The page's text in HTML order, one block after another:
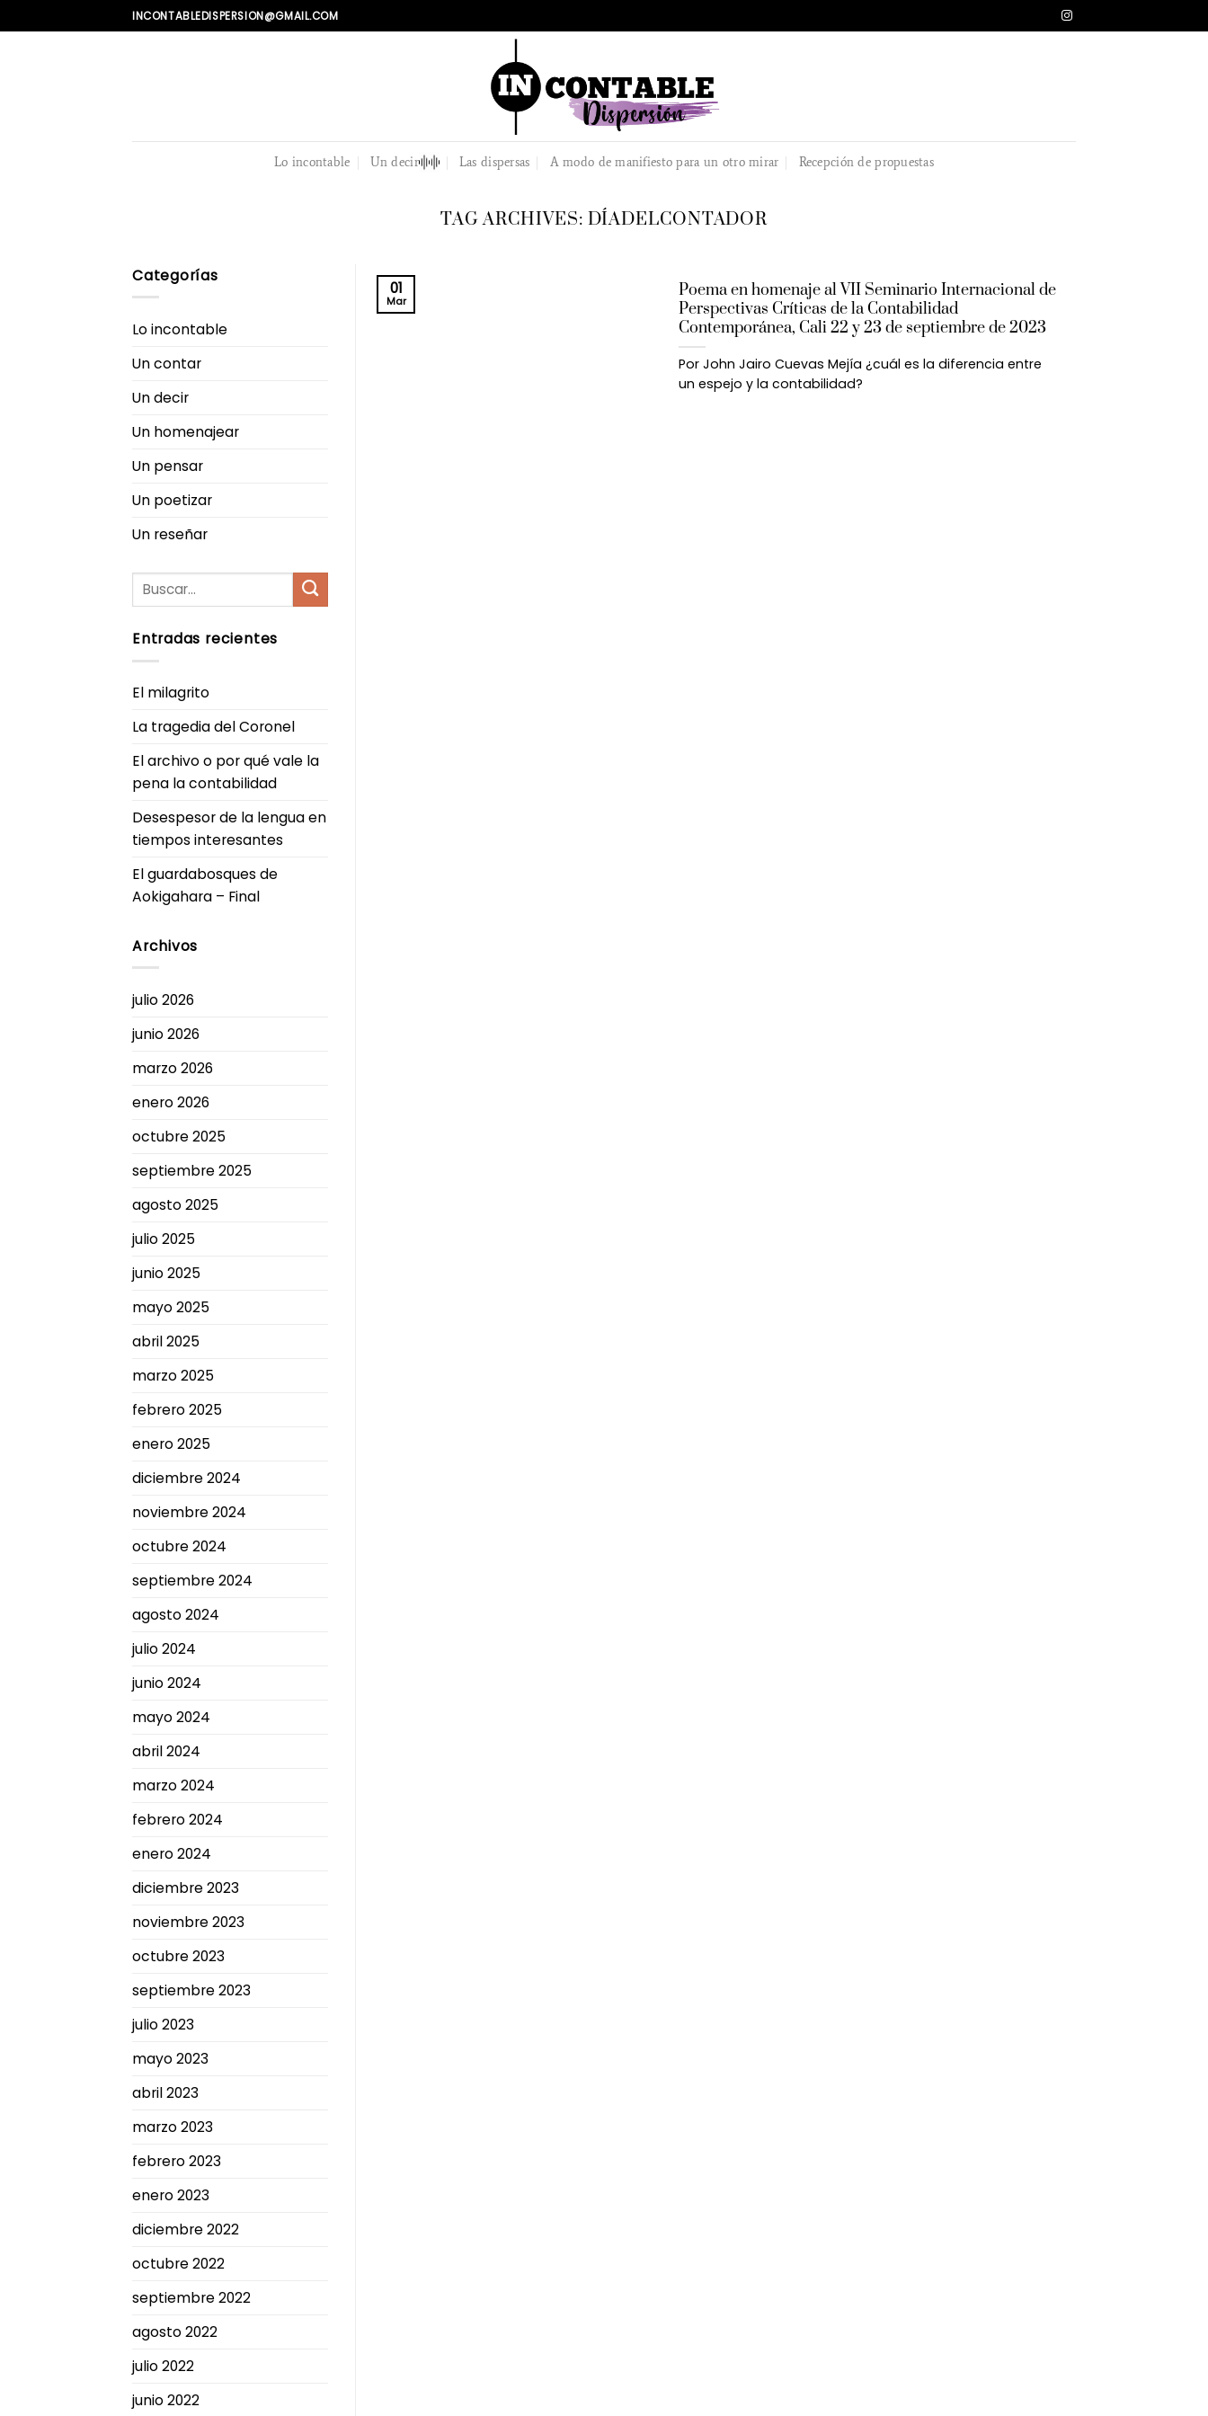
to
INCONTABLEDISPERSION@GMAIL.COM
Lo incontable Un decir Las dispersas A modo de manifiesto para un otro mirar Recepción de propuestas
TAG ARCHIVES: DÍADELCONTADOR
Categorías
Lo incontable
Un contar
Un decir
Un homenajear
Un pensar
Un poetizar
Un reseñar
Entradas recientes
El milagrito
La tragedia del Coronel
El archivo o por qué vale la
pena la contabilidad
Desespesor de la lengua en
tiempos interesantes
El guardabosques de
Aokigahara – Final
Archivos
julio 2026
junio 2026
marzo 2026
enero 2026
octubre 2025
septiembre 2025
agosto 2025
julio 2025
junio 2025
mayo 2025
abril 2025
marzo 2025
febrero 2025
enero 2025
diciembre 2024
noviembre 2024
octubre 2024
septiembre 2024
agosto 2024
julio 2024
junio 2024
mayo 2024
abril 2024
marzo 2024
febrero 2024
enero 2024
diciembre 2023
noviembre 2023
octubre 2023
septiembre 2023
julio 2023
mayo 2023
abril 2023
marzo 2023
febrero 2023
enero 2023
diciembre 2022
octubre 2022
septiembre 2022
agosto 2022
julio 2022
junio 2022
Poema en homenaje al VII Seminario Internacional de
Perspectivas Críticas de la Contabilidad
Contemporánea, Cali 22 y 23 de septiembre de 2023
Por John Jairo Cuevas Mejía ¿cuál es la diferencia entre
un espejo y la contabilidad?
01
Mar